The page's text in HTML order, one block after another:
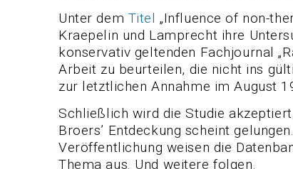
Unter dem Titel „Influence of non-
Kraepelin und Lamprecht ihre
konservativ geltenden Fachjournal
Arbeit zu beurteilen, die nicht ins
zur letztlichen Annahme im August
Schließlich wird die Studie
Broers’ Entdeckung scheint
Veröffentlichung weisen die
Thema aus. Und weitere folgen.